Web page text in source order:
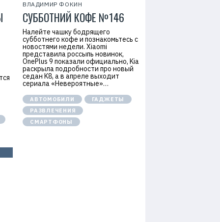
ВЛАДИМИР ФОКИН
СУББОТНИЙ КОФЕ №146
Налейте чашку бодрящего
субботнего кофе и познакомьтесь с
новостями недели. Xiaomi
представила россыпь новинок,
OnePlus 9 показали официально, Kia
раскрыла подробности про новый
седан K8, а в апреле выходит
сериала «Невероятные»…
АВТОМОБИЛИ
ГАДЖЕТЫ
РАЗВЛЕЧЕНИЯ
СМАРТФОНЫ